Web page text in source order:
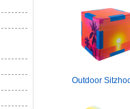
Outdoor